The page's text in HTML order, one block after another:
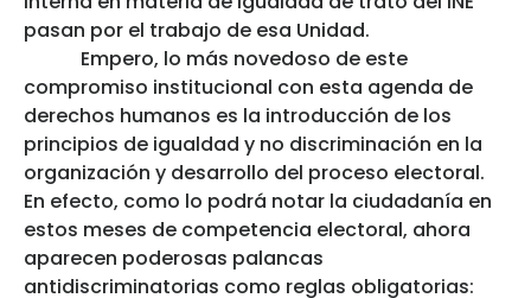
pasan por el trabajo de esa Unidad.
Empero, lo más novedoso de este
compromiso institucional con esta agenda de
derechos humanos es la introducción de los
principios de igualdad y no discriminación en la
organización y desarrollo del proceso electoral.
En efecto, como lo podrá notar la ciudadanía en
estos meses de competencia electoral, ahora
aparecen poderosas palancas
antidiscriminatorias como reglas obligatorias: